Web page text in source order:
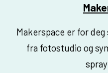
Makerspace er for
fra fotostudio og